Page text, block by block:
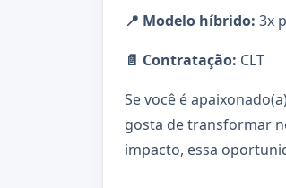
📍 Modelo híbrido: 3x
📄 Contratação: CLT
Se você é
gosta de transformar
impacto, essa